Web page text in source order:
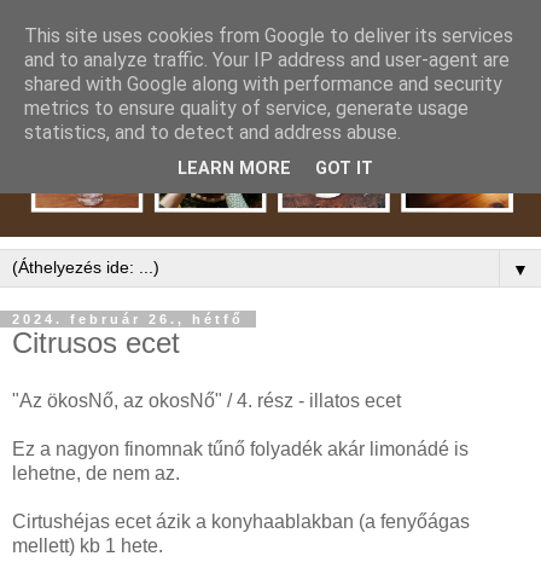
▼
2024. február 26., hétfő
Citrusos ecet
"Az ökosNő, az okosNő" / 4. rész - illatos ecet
Ez a nagyon finomnak tűnő folyadék akár limonádé is
lehetne, de nem az.
Cirtushéjas ecet ázik a konyhaablakban (a fenyőágas
mellett) kb 1 hete.
This site uses cookies from Google to deliver its services
and to analyze traffic. Your IP address and user-agent are
shared with Google along with performance and security
metrics to ensure quality of service, generate usage
statistics, and to detect and address abuse.
LEARN MORE GOT IT